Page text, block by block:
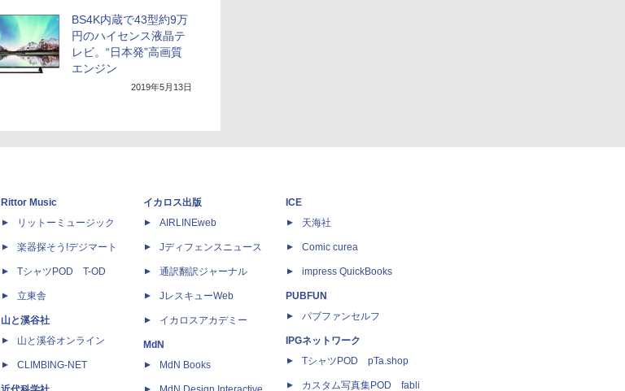
BS4K内蔵で43型約9万
円のハイセンス液晶テ
レビ。“日本発”高画質
エンジン
2019年5月13日
Rittor Music
リットーミュージック
楽器探そう!デジマート
TシャツPOD T-OD
立東舎
山と溪谷社
山と溪谷オンライン
CLIMBING-NET
イカロス出版
AIRLINEweb
Jディフェンスニュース
通訳翻訳ジャーナル
JレスキューWeb
イカロスアカデミー
MdN
MdN Books
ICE
天海社
Comic curea
impress QuickBooks
PUBFUN
パブファンセルフ
IPGネットワーク
TシャツPOD pTa.shop
カスタム写真集POD fabli